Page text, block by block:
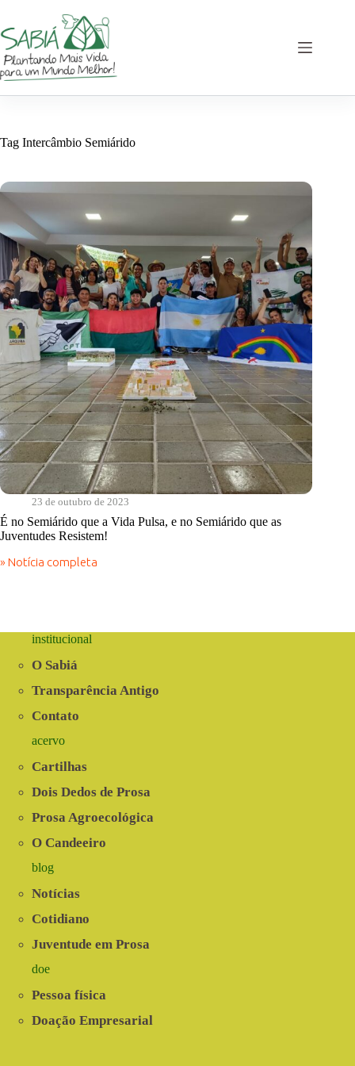
o
conteúdo
Tag Intercâmbio Semiárido
23 de outubro de 2023
É no Semiárido que a Vida Pulsa, e no Semiárido que as
Juventudes Resistem!
» Notícia completa
É
Vida
Semiárido
Resistem!
institucional
O Sabiá
Transparência Antigo
Contato
acervo
Cartilhas
Dois Dedos de Prosa
Prosa Agroecológica
O Candeeiro
blog
Notícias
Cotidiano
Juventude em Prosa
doe
Pessoa física
Doação Empresarial